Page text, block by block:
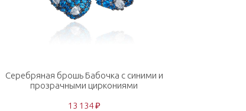
Серебряная брошь Бабочка с синими и
прозрачными циркониями
13 134 ₽